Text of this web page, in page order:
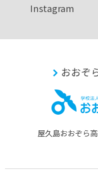
Instagram
おおぞ
屋久島おおぞら